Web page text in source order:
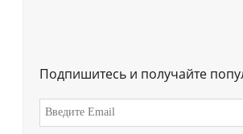
Подпишитесь и получайте